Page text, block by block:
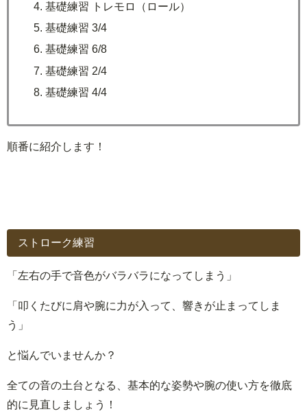
基礎練習 トレモロ（ロール）
基礎練習 3/4
基礎練習 6/8
基礎練習 2/4
基礎練習 4/4
順番に紹介します！
ストローク練習
「左右の手で音色がバラバラになってしまう」
「叩くたびに肩や腕に力が入って、響きが止まってしま
う」
と悩んでいませんか？
全ての音の土台となる、基本的な姿勢や腕の使い方を徹底
的に見直しましょう！